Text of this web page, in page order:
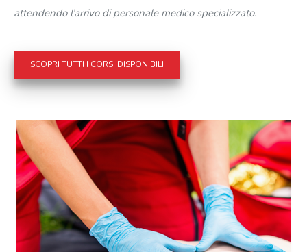
attendendo l’arrivo di personale medico specializzato.
SCOPRI TUTTI I CORSI DISPONIBILI